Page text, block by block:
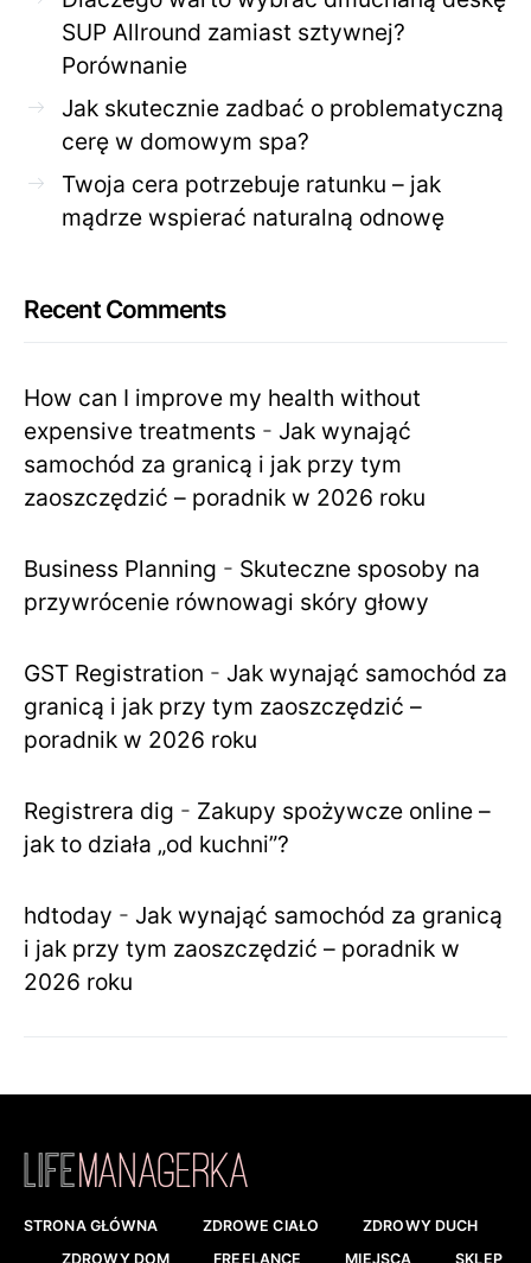
SUP Allround zamiast sztywnej?
Porównanie
Jak skutecznie zadbać o problematyczną
cerę w domowym spa?
Twoja cera potrzebuje ratunku – jak
mądrze wspierać naturalną odnowę
Recent Comments
How can I improve my health without
expensive treatments - Jak wynająć
samochód za granicą i jak przy tym
zaoszczędzić – poradnik w 2026 roku
Business Planning - Skuteczne sposoby na
przywrócenie równowagi skóry głowy
GST Registration - Jak wynająć samochód za
granicą i jak przy tym zaoszczędzić –
poradnik w 2026 roku
Registrera dig - Zakupy spożywcze online –
jak to działa „od kuchni”?
hdtoday - Jak wynająć samochód za granicą
i jak przy tym zaoszczędzić – poradnik w
2026 roku
STRONA GŁÓWNA ZDROWE CIAŁO
ZDROWY DUCH
ZDROWY DOM
FREELANCE MIEJSCA SKLEP